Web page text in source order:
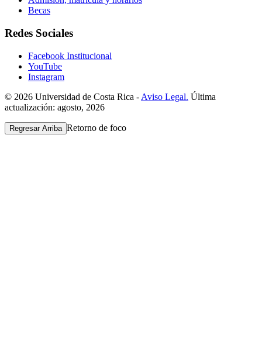
Becas
Redes Sociales
Facebook Institucional
YouTube
Instagram
© 2026 Universidad de Costa Rica - Aviso Legal. Última
actualización: agosto, 2026
Regresar Arriba Retorno de foco